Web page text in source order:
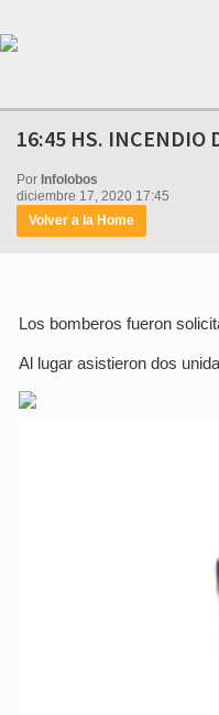
16:45 HS. INCENDIO
Por Infolobos
diciembre 17, 2020 17:45
Volver a la Home
Los bomberos fueron
Al lugar asistieron dos